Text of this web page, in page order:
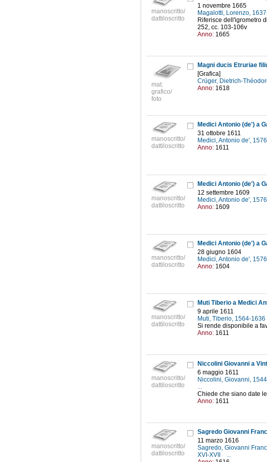
manoscritto/
dattiloscritto
1 novembre 1665
Magalotti, Lorenzo,
Riferisce dell'igrometro
252, cc. 103-106v
Anno: 1665
mat.
grafico/
foto
Magni ducis Etruriae
[Grafica]
Crüger, Dietrich-
Anno: 1618
manoscritto/
dattiloscritto
Medici Antonio (de') a
31 ottobre 1611
Medici, Antonio de',
Anno: 1611
manoscritto/
dattiloscritto
Medici Antonio (de') a
12 settembre 1609
Medici, Antonio de',
Anno: 1609
manoscritto/
dattiloscritto
Medici Antonio (de') a
28 giugno 1604
Medici, Antonio de',
Anno: 1604
manoscritto/
dattiloscritto
Muti Tiberio a Medici
9 aprile 1611
Muti, Tiberio, 1564-1636
Si rende disponibile a
Anno: 1611
manoscritto/
dattiloscritto
Niccolini Giovanni a
6 maggio 1611
Niccolini, Giovanni,
...
Chiede che siano date
Anno: 1611
manoscritto/
dattiloscritto
Sagredo Giovanni
11 marzo 1616
Sagredo, Giovanni
XVI-XVII
...